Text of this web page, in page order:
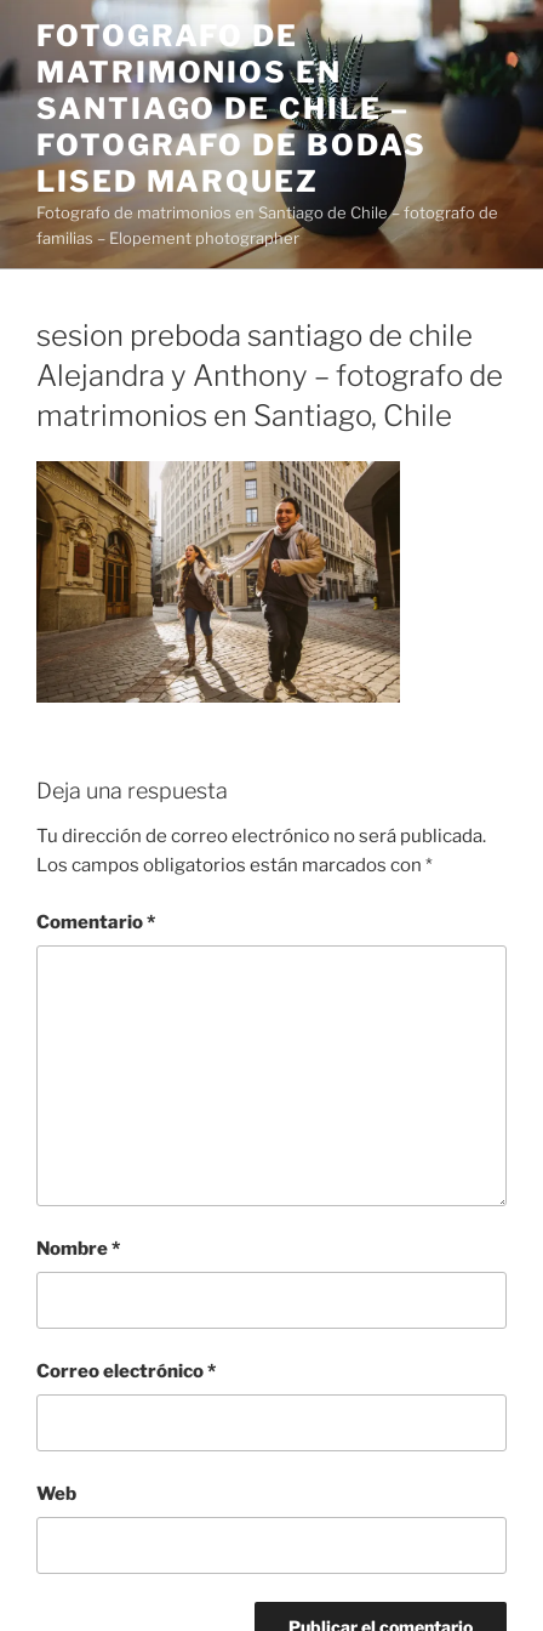
contenido
FOTOGRAFO DE
MATRIMONIOS EN
SANTIAGO DE CHILE –
FOTOGRAFO DE BODAS
LISED MARQUEZ
Fotografo de matrimonios en Santiago de Chile – fotografo de
familias – Elopement photographer
sesion preboda santiago de chile
Alejandra y Anthony – fotografo de
matrimonios en Santiago, Chile
Deja una respuesta
Tu dirección de correo electrónico no será publicada.
Los campos obligatorios están marcados con *
Comentario*
Nombre*
Correo electrónico*
Web